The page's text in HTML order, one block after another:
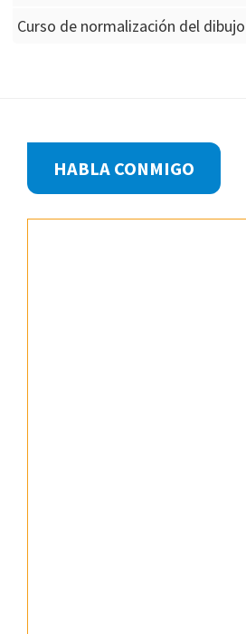
Curso de normalización del
FooterHABLA CONMIGO